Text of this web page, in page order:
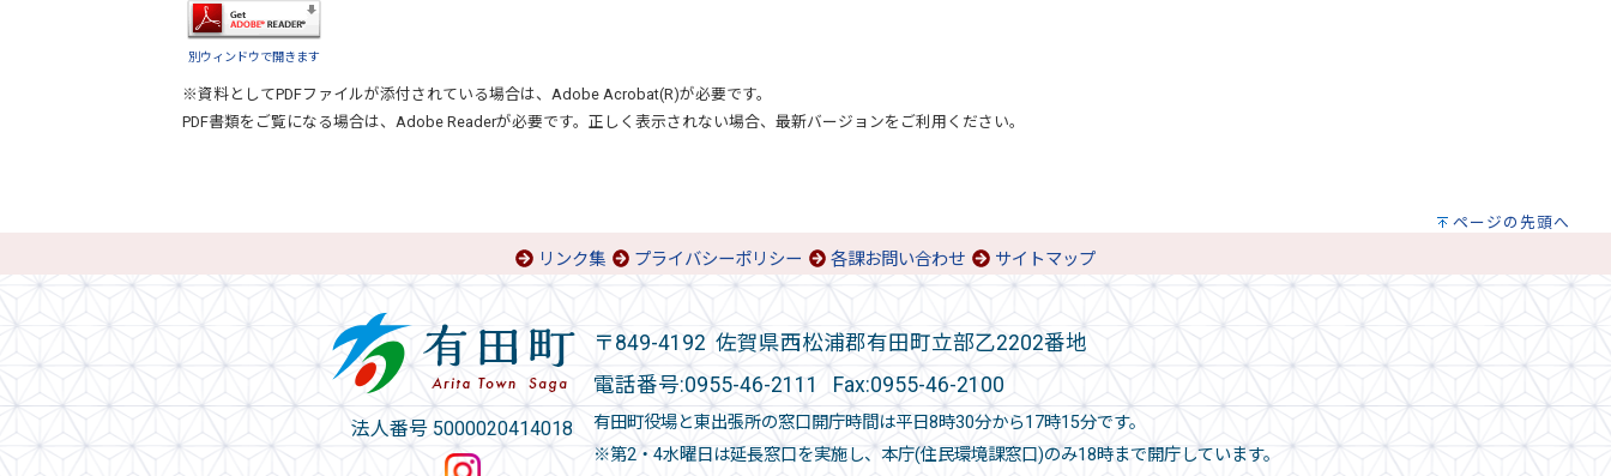
別ウィンドウで開きます
※資料としてPDFファイルが添付されている場合は、 Adobe Acrobat(R)が必要です。
PDF書類をご覧になる場合は、 Adobe Readerが必要です。正しく表示されない場合、最新バージョンをご利用ください。
ページの先頭へ
リンク集 プライバシーポリシー 各課お問い合わせ サイトマップ
法人番号 5000020414018
〒849-4192 佐賀県西松浦郡有田町立部乙2202番地
電話番号:0955-46-2111 Fax:0955-46-2100
有田町役場と東出張所の窓口開庁時間は平日8時30分から17時15分です。
※第2・4水曜日は延長窓口を実施し、本庁(住民環境課窓口)のみ18時まで開庁しています。